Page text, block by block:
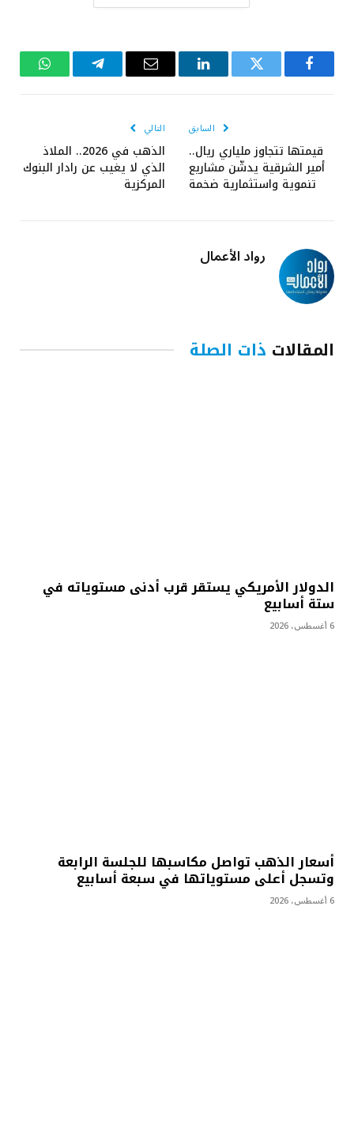
فيسبوك تويتر لينكدإن
البريد
تيلقرام واتساب
السابق
قيمتها تتجاوز ملياري ريال..
أمير الشرقية يدشّن مشاريع
تنموية واستثمارية ضخمة
التالي
الذهب في 2026.. الملاذ
الذي لا يغيب عن رادار البنوك
المركزية
رواد الأعمال
المقالات ذات الصلة
الدولار الأمريكي يستقر قرب أدنى مستوياته في
ستة أسابيع
6 أغسطس، 2026
أسعار الذهب تواصل مكاسبها للجلسة الرابعة
وتسجل أعلى مستوياتها في سبعة أسابيع
6 أغسطس، 2026